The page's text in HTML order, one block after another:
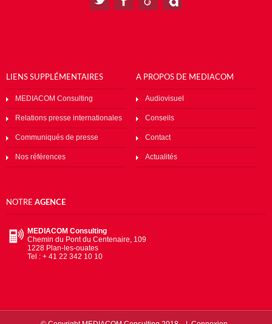
LIENS SUPPLÉMENTAIRES
MEDIACOM Consulting
Relations presse internationales
Communiqués de presse
Nos références
A PROPOS DE MEDIACOM
Audiovisuel
Conseils
Contact
Actualités
NOTRE AGENCE
MEDIACOM Consulting
Chemin du Pont du Centenaire, 109
1228 Plan-les-ouates
Tel : + 41 22 342 10 10